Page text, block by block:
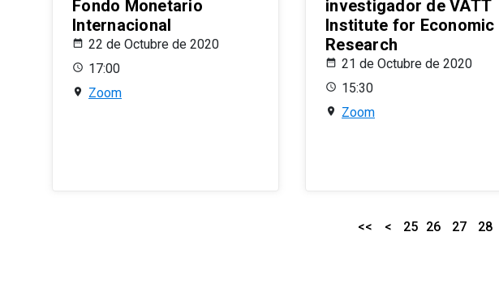
Fondo Monetario
Internacional
22 de Octubre de 2020
17:00
Zoom
investigador de VATT
Institute for Economic
Research
21 de Octubre de 2020
15:30
Zoom
<< < 25 26 27 28